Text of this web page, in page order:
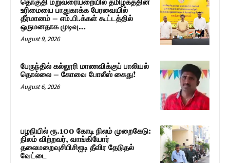
தொகுதி மறுவரையறையில் தமிழகத்தின்
உரிமையை பாதுகாக்க பேரவையில்
தீர்மானம் – எம்.பி.க்கள் கூட்டத்தில்
ஒருமனதாக முடிவு…
August 9, 2026
பேருந்தில் கல்லூரி மாணவிக்குப் பாலியல்
தொல்லை – கோவை போலீஸ் கைது!
August 6, 2026
பழநியில் ரூ.100 கோடி நிலம் முறைகேடு:
நிலம் விற்றவர், வாங்கியோர்
தலைமறைவுசிபிசிஐடி தீவிர தேடுதல்
வேட்டை